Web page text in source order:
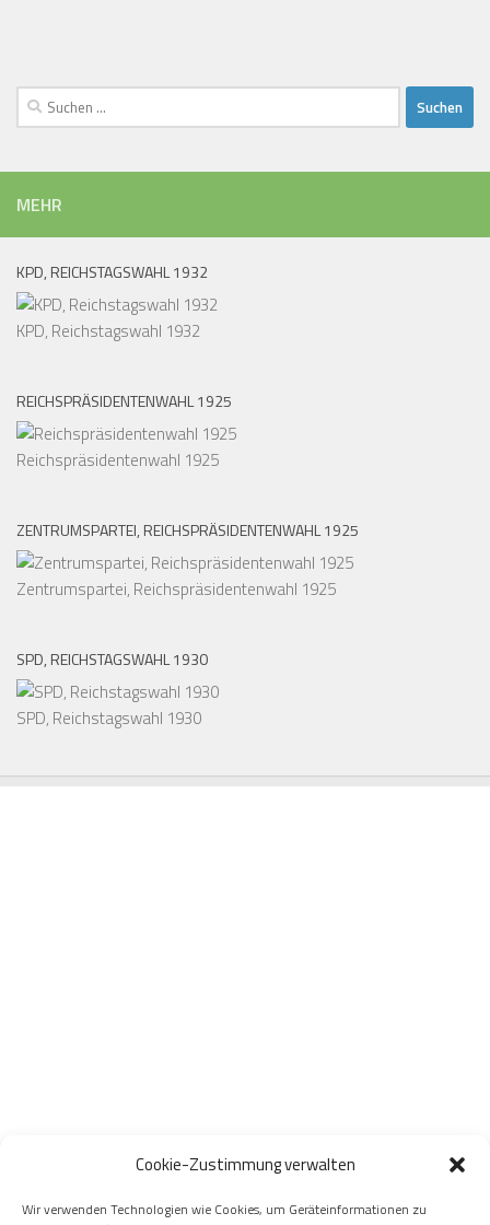
Cookie-Zustimmung verwalten
Wir verwenden Technologien wie Cookies, um Geräteinformationen zu
Suchen
nach:
MEHR
KPD, REICHSTAGSWAHL 1932
KPD, Reichstagswahl 1932
REICHSPRÄSIDENTENWAHL 1925
Reichspräsidentenwahl 1925
ZENTRUMSPARTEI, REICHSPRÄSIDENTENWAHL 1925
Zentrumspartei, Reichspräsidentenwahl 1925
SPD, REICHSTAGSWAHL 1930
SPD, Reichstagswahl 1930